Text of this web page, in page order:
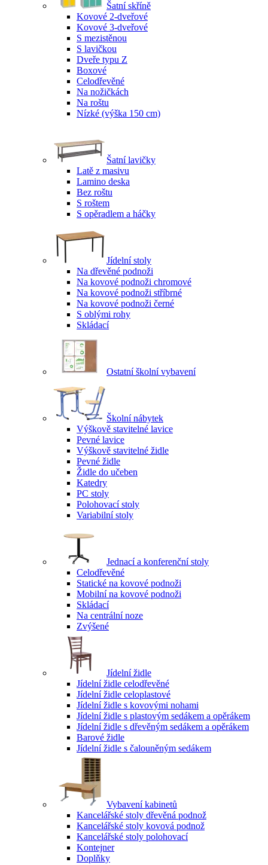
Šatní skříně
Kovové 2-dveřové
Kovové 3-dveřové
S mezistěnou
S lavičkou
Dveře typu Z
Boxové
Celodřevěné
Na nožičkách
Na roštu
Nízké (výška 150 cm)
Šatní lavičky
Latě z masivu
Lamino deska
Bez roštu
S roštem
S opěradlem a háčky
Jídelní stoly
Na dřevěné podnoži
Na kovové podnoži chromové
Na kovové podnoži stříbrné
Na kovové podnoži černé
S oblými rohy
Skládací
Ostatní školní vybavení
Školní nábytek
Výškově stavitelné lavice
Pevné lavice
Výškově stavitelné židle
Pevné židle
Židle do učeben
Katedry
PC stoly
Polohovací stoly
Variabilní stoly
Jednací a konferenční stoly
Celodřevěné
Statické na kovové podnoži
Mobilní na kovové podnoži
Skládací
Na centrální noze
Zvýšené
Jídelní židle
Jídelní židle celodřevěné
Jídelní židle celoplastové
Jídelní židle s kovovými nohami
Jídelní židle s plastovým sedákem a opěrákem
Jídelní židle s dřevěným sedákem a opěrákem
Barové židle
Jídelní židle s čalouněným sedákem
Vybavení kabinetů
Kancelářské stoly dřevěná podnož
Kancelářské stoly kovová podnož
Kancelářské stoly polohovací
Kontejner
Doplňky